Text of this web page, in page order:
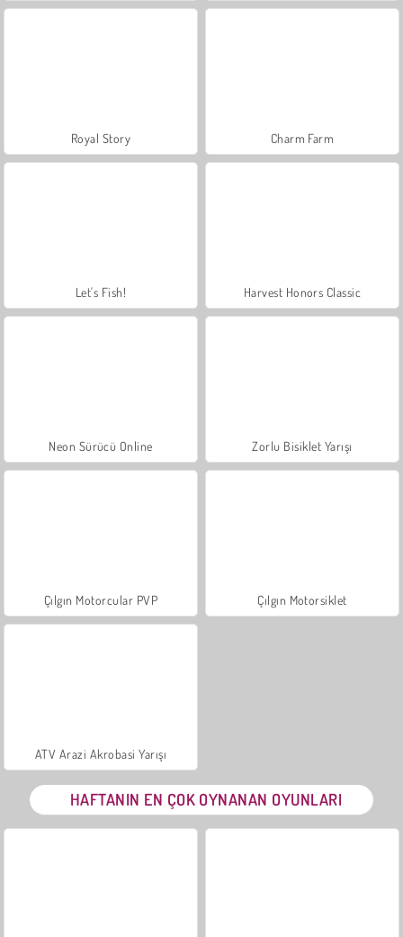
Royal Story Charm Farm
Let's Fish! Harvest Honors Classic
Neon Sürücü Online Zorlu Bisiklet Yarışı
Çılgın Motorcular PVP Çılgın Motorsiklet
ATV Arazi Akrobasi Yarışı
HAFTANIN EN ÇOK OYNANAN OYUNLARI